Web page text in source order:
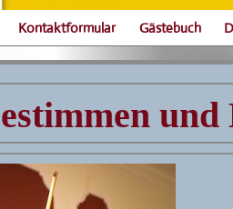
Kontaktformular Gästebuch